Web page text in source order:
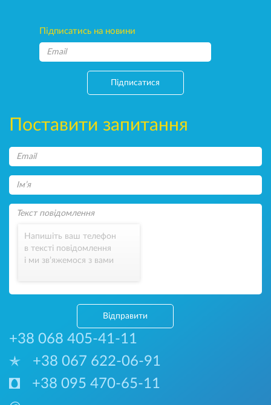
Підписатись на новини
Підписатися
Поставити запитання
Напишіть ваш телефон
в тексті повідомлення
і ми зв’яжемося з вами
Відправити
+38 068 405-41-11
+38 067 622-06-91
+38 095 470-65-11